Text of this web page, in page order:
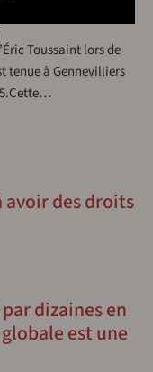
Toussaint lors de
tenue à Gennevilliers
des droits
dizaines en
est une